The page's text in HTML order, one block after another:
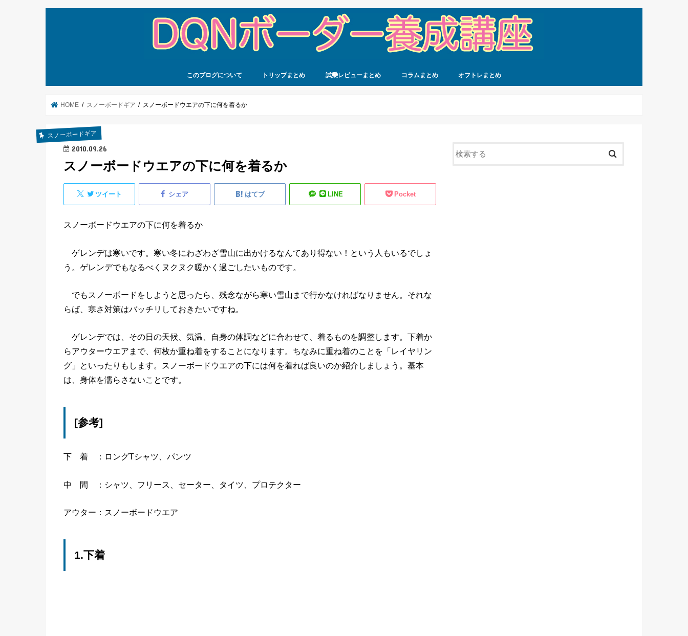
このブログについて トリップまとめ 試乗レビューまとめ コラムまとめ オフトレまとめ
HOME スノーボードギア スノーボードウエアの下に何を着るか
スノーボードギア
2010.09.26
スノーボードウエアの下に何を着るか
ツイート シェア はてブ LINE Pocket
スノーボードウエアの下に何を着るか
ゲレンデは寒いです。寒い冬にわざわざ雪山に出かけるなんてあり得ない！という人もいるでしょ
う。ゲレンデでもなるべくヌクヌク暖かく過ごしたいものです。
でもスノーボードをしようと思ったら、残念ながら寒い雪山まで行かなければなりません。それな
らば、寒さ対策はバッチリしておきたいですね。
ゲレンデでは、その日の天候、気温、自身の体調などに合わせて、着るものを調整します。下着か
らアウターウエアまで、何枚か重ね着をすることになります。ちなみに重ね着のことを「レイヤリン
グ」といったりもします。スノーボードウエアの下には何を着れば良いのか紹介しましょう。基本
は、身体を濡らさないことです。
[参考]
下 着 ：ロングTシャツ、パンツ
中 間 ：シャツ、フリース、セーター、タイツ、プロテクター
アウター：スノーボードウエア
1.下着